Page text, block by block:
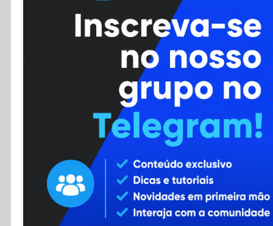
Cursos
Enviar Dica
Contato